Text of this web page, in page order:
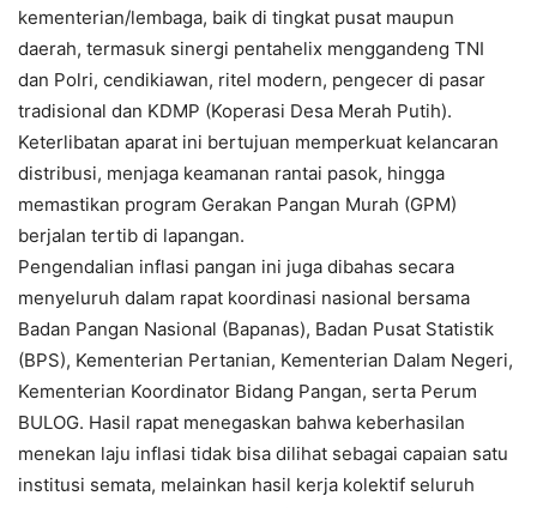
kementerian/lembaga, baik di tingkat pusat maupun
daerah, termasuk sinergi pentahelix menggandeng TNI
dan Polri, cendikiawan, ritel modern, pengecer di pasar
tradisional dan KDMP (Koperasi Desa Merah Putih).
Keterlibatan aparat ini bertujuan memperkuat kelancaran
distribusi, menjaga keamanan rantai pasok, hingga
memastikan program Gerakan Pangan Murah (GPM)
berjalan tertib di lapangan.
Pengendalian inflasi pangan ini juga dibahas secara
menyeluruh dalam rapat koordinasi nasional bersama
Badan Pangan Nasional (Bapanas), Badan Pusat Statistik
(BPS), Kementerian Pertanian, Kementerian Dalam Negeri,
Kementerian Koordinator Bidang Pangan, serta Perum
BULOG. Hasil rapat menegaskan bahwa keberhasilan
menekan laju inflasi tidak bisa dilihat sebagai capaian satu
institusi semata, melainkan hasil kerja kolektif seluruh